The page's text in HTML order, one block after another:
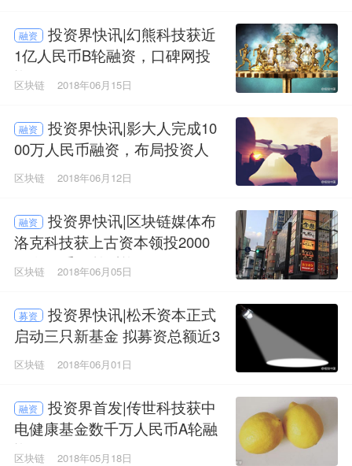
融资
投资界快讯|幻熊科技获近
1亿人民币B轮融资，口碑网投
资
区块链 2018年06月15日
融资
投资界快讯|影大人完成10
00万人民币融资，布局投资人
端获取能力
区块链 2018年06月12日
融资
投资界快讯|区块链媒体布
洛克科技获上古资本领投2000
万人民币A+轮融资
区块链 2018年06月05日
募资
投资界快讯|松禾资本正式
启动三只新基金 拟募资总额近3
0亿人民币
区块链 2018年06月01日
融资
投资界首发|传世科技获中
电健康基金数千万人民币A轮融
资
区块链 2018年05月18日